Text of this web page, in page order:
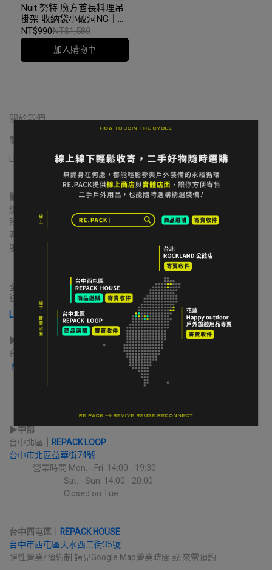
Nuit 努特 魔方酋長料理吊
掛架 收納袋小破洞NG｜店
家NG福利展示品｜台中
NT$990NT$1,580
加入購物車
關於我們
關於我們
LINE 寄售諮詢
循環者商行
統一編號｜60806271
聯絡地址｜台中市北區益華街74號
客服信箱｜contact@re-pack.co
服務時間｜Mon. - Fri 14:00 - 19:00
全國合作實體收件店點｜請先完成LINE線上寄售確認流程再前
往送件
LINE 寄售諮詢 & 開始寄售送件
▶︎
台北｜
台北市大安區新生南路三段94巷5號
營業時間 Mon. - Sat. 12:30 - 21:30
▶︎中部
台中北區
REPACK LOOP
台中市北區益華街74號
營業時間 Mon. - Fri. 14:00 - 19:30
Sat. - Sun. 14:00 - 20:00
Closed on Tue.
台中西屯區
REPACK HOUSE
台中市西屯區天水西二街35號
彈性營業/預約制 請見Google Map營業時間 或 來電預約